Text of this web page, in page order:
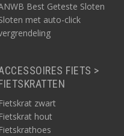
Best Geteste Sloten
met auto-click
FIETS >
Fietskrat zwart
Fietskrat hout
Fietskrathoes